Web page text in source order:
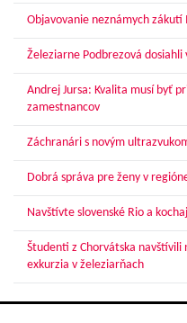
Objavovanie neznámych zákutí
Železiarne Podbrezová dosiahli
Andrej Jursa: Kvalita musí byť
zamestnancov
Záchranári s novým
Dobrá správa pre ženy v
Navštívte slovenské Rio a
Študenti z Chorvátska navštívili
exkurzia v železiarňach